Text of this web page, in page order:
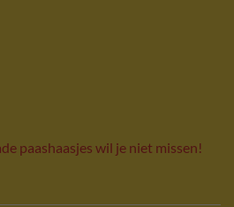
paashaasjes wil je niet missen!